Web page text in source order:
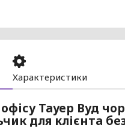
Характеристики
Тауер Вуд
для клієнта